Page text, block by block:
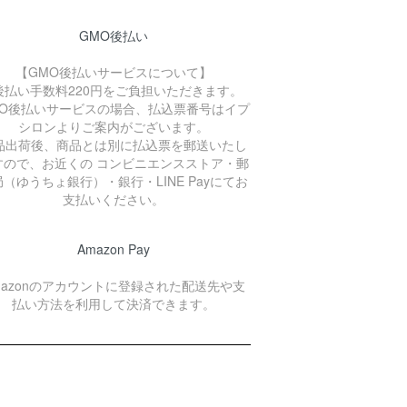
GMO後払い
【GMO後払いサービスについて】
払い手数料220円をご負担いただきます。
後払いサービスの場合、払込票番号はイプ
シロンよりご案内がございます。
出荷後、商品とは別に払込票を郵送いたし
ので、お近くの コンビニエンスストア・郵
（ゆうちょ銀行）・銀行・LINE Payにてお
支払いください。
Amazon Pay
のアカウントに登録された配送先や支
払い方法を利用して決済できます。